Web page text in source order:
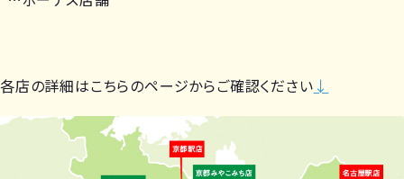
各店の詳細はこちらのページからご確認ください ↓